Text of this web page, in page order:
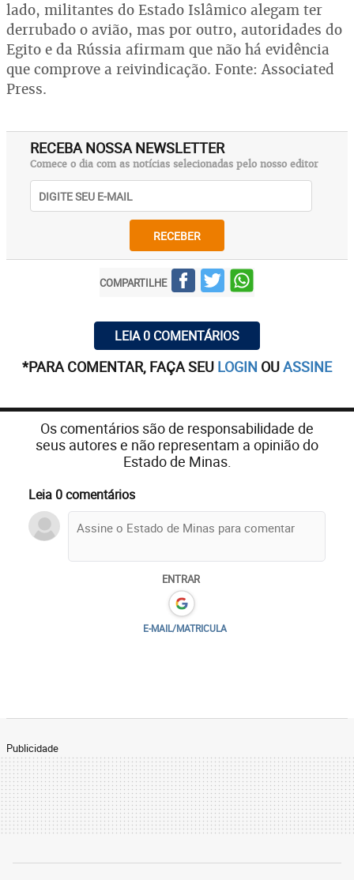
lado, militantes do Estado Islâmico alegam ter
derrubado o avião, mas por outro, autoridades do
Egito e da Rússia afirmam que não há evidência
que comprove a reivindicação. Fonte: Associated
Press.
RECEBA NOSSA NEWSLETTER
Comece o dia com as notícias selecionadas pelo nosso editor
RECEBER
COMPARTILHE
LEIA 0 COMENTÁRIOS
*PARA COMENTAR, FAÇA SEU LOGIN OUASSINE
Os comentários são de responsabilidade de
seus autores e não representam a opinião do
Estado de Minas.
Leia 0 comentários
ENTRAR
E-MAIL/MATRICULA
Publicidade